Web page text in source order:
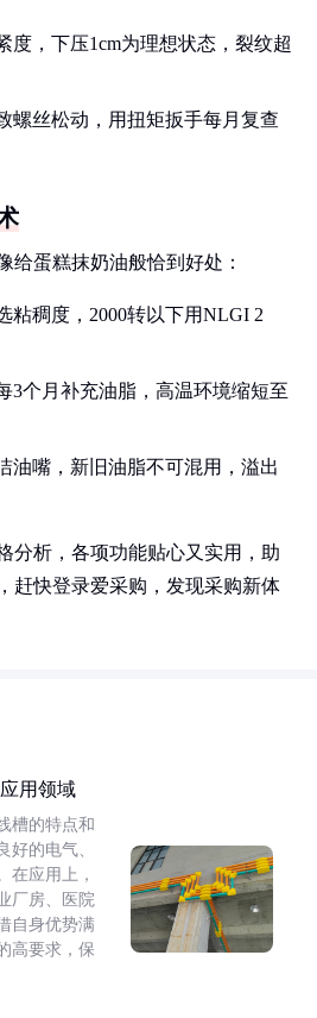
度，下压1cm为理想状态，裂纹超
螺丝松动，用扭矩扳手每月复查
给蛋糕抹奶油般恰到好处：
粘稠度，2000转以下用NLGI 2
3个月补充油脂，高温环境缩短至
油嘴，新旧油脂不可混用，溢出
分析，各项功能贴心又实用，助
赶快登录爱采购，发现采购新体
用领域
槽的特点和
好的电气、
在应用上，
厂房、医院
自身优势满
高要求，保